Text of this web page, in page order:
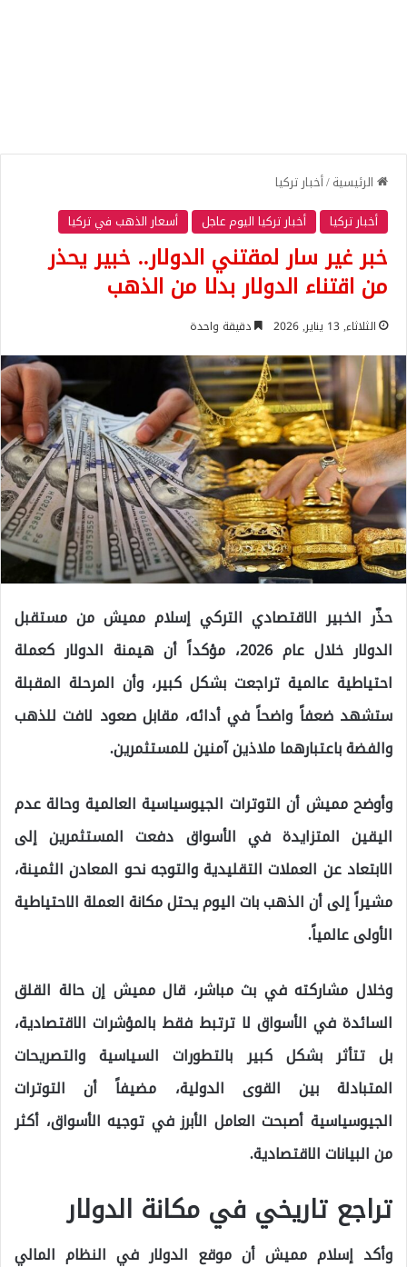
الرئيسية/أخبار تركيا
أخبار تركيا
أخبار تركيا اليوم عاجل أسعار الذهب في تركيا
خبر غير سار لمقتني الدولار.. خبير يحذر
من اقتناء الدولار بدلا من الذهب
الثلاثاء, 13 يناير, 2026 دقيقة واحدة
حذّر الخبير الاقتصادي التركي إسلام مميش من مستقبل
الدولار خلال عام 2026، مؤكداً أن هيمنة الدولار كعملة
احتياطية عالمية تراجعت بشكل كبير، وأن المرحلة المقبلة
ستشهد ضعفاً واضحاً في أدائه، مقابل صعود لافت للذهب
والفضة باعتبارهما ملاذين آمنين للمستثمرين.
وأوضح مميش أن التوترات الجيوسياسية العالمية وحالة عدم
اليقين المتزايدة في الأسواق دفعت المستثمرين إلى
الابتعاد عن العملات التقليدية والتوجه نحو المعادن الثمينة،
مشيراً إلى أن الذهب بات اليوم يحتل مكانة العملة الاحتياطية
الأولى عالمياً.
وخلال مشاركته في بث مباشر، قال مميش إن حالة القلق
السائدة في الأسواق لا ترتبط فقط بالمؤشرات الاقتصادية،
بل تتأثر بشكل كبير بالتطورات السياسية والتصريحات
المتبادلة بين القوى الدولية، مضيفاً أن التوترات
الجيوسياسية أصبحت العامل الأبرز في توجيه الأسواق، أكثر
من البيانات الاقتصادية.
تراجع تاريخي في مكانة الدولار
وأكد إسلام مميش أن موقع الدولار في النظام المالي